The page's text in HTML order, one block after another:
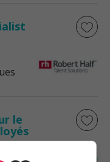
le